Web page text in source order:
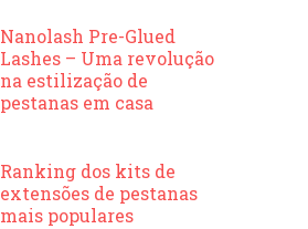
Nanolash Pre-Glued
Lashes – Uma revolução
na estilização de
pestanas em casa
Ranking dos kits de
extensões de pestanas
mais populares